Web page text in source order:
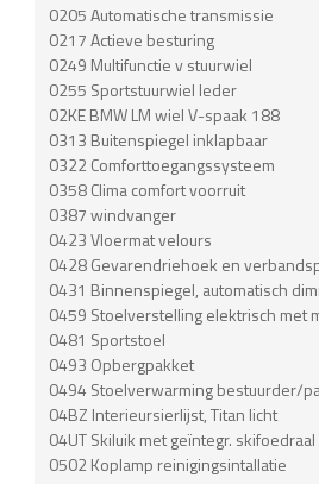
0205 Automatische transmissie
0217 Actieve besturing
0249 Multifunctie v stuurwiel
0255 Sportstuurwiel leder
02KE BMW LM wiel V-spaak 188
0313 Buitenspiegel inklapbaar
0322 Comforttoegangssysteem
0358 Clima comfort voorruit
0387 windvanger
0423 Vloermat velours
0428 Gevarendriehoek en
0431 Binnenspiegel, automatisch
0459 Stoelverstelling elektrisch met
0481 Sportstoel
0493 Opbergpakket
0494 Stoelverwarming bestuurder/
04BZ Interieursierlijst, Titan licht
04UT Skiluik met geïntegr. skifoedraal
0502 Koplamp reinigingsintallatie